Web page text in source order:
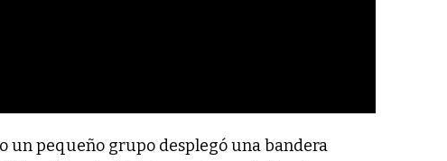
un pequeño grupo desplegó una bandera